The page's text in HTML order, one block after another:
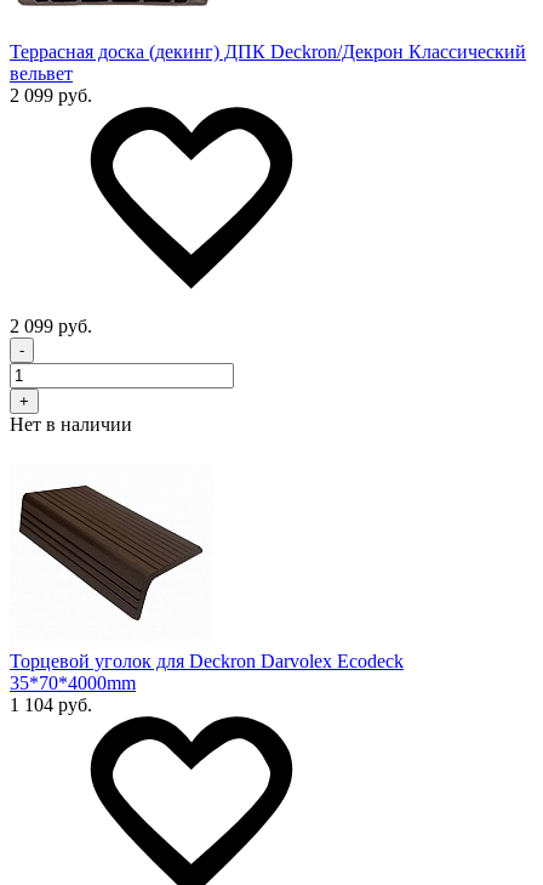
Террасная доска (декинг) ДПК Deckron/Декрон Классический
вельвет
2 099 руб.
2 099 руб.
-
+
Нет в наличии
Торцевой уголок для Deckron Darvolex Ecodeck
35*70*4000mm
1 104 руб.